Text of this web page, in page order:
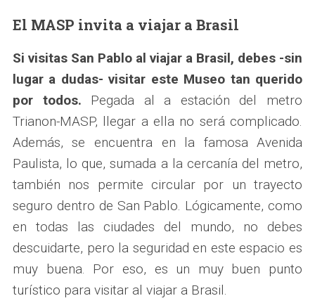
El MASP invita a viajar a Brasil
Si visitas San Pablo al viajar a Brasil, debes -sin
lugar a dudas- visitar este Museo tan querido
por todos. Pegada al a estación del metro
Trianon-MASP, llegar a ella no será complicado.
Además, se encuentra en la famosa Avenida
Paulista, lo que, sumada a la cercanía del metro,
también nos permite circular por un trayecto
seguro dentro de San Pablo. Lógicamente, como
en todas las ciudades del mundo, no debes
descuidarte, pero la seguridad en este espacio es
muy buena. Por eso, es un muy buen punto
turístico para visitar al viajar a Brasil.